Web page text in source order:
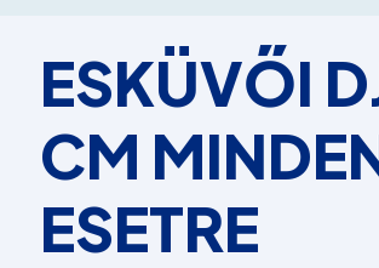
ESKÜVŐI
CM
ESETRE